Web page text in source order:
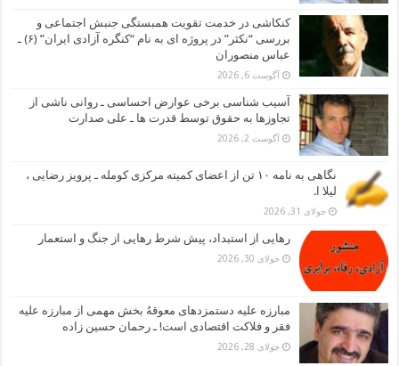
کنکاشی در خدمت تقویت همبستگی جنبش اجتماعی و
بررسی “نکثر” در پروژه ای به نام “کنگره آزادی ایران” (۶) ـ
عباس منصوران
آگوست 6, 2026
آسیب شناسی برخی عوارض احساسی ـ روانی ناشی از
تجاوزها به حقوق توسط قدرت ها ـ علی صدارت
آگوست 2, 2026
نگاهی به نامه ۱۰ تن از اعضای کمیته مرکزی کومله ـ پرویز رضایی ،
لیلا ا.
جولای 31, 2026
رهایی از استبداد، پیش شرط رهایی از جنگ و استعمار
جولای 30, 2026
مبارزه علیه دستمزدهای معوقهُ بخش مهمی از مبارزه علیه
فقر و فلاکت اقتصادی است! ـ رحمان حسین زاده
جولای 28, 2026